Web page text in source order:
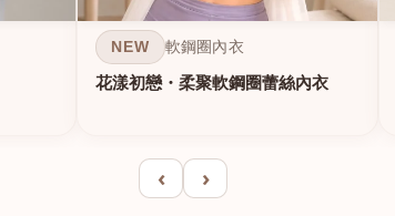
NEW 軟鋼圈內衣
花漾初戀・柔聚軟鋼圈蕾絲內衣
‹ ›